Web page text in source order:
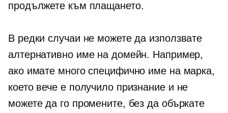
продължете към плащането.
В редки случаи не можете да използвате
алтернативно име на домейн. Например,
ако имате много специфично име на марка,
което вече е получило признание и не
можете да го промените, без да объркате